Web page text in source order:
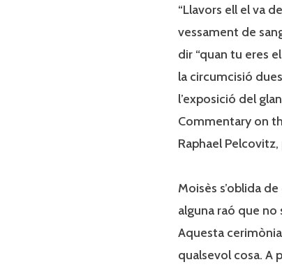
“Llavors ell el va
vessament de
dir “quan tu eres
la circumcisió
l’exposició del
Commentary on
Raphael
Moisès s’oblida
alguna raó que no
Aquesta
qualsevol cosa. A